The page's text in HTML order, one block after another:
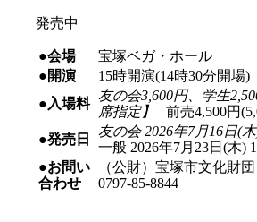
発売中
●会場
宝塚ベガ・ホール
●開演
15時開演(14時30分開場)
●入場料
友の会3,600円、学生
席指定】
前売4,500円
●発売日
友の会 2026年7月16日(
一般 2026年7月23日(木)
●お問い
合わせ
（公財）宝塚市文化財団
0797-85-8844